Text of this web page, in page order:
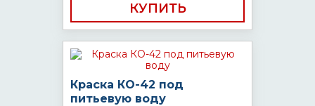
КУПИТЬ
Краска КО-42 под
питьевую воду